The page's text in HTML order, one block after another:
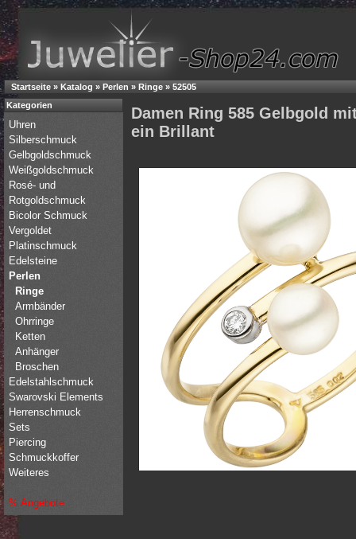
Startseite » Katalog » Perlen » Ringe » 52505
Damen Ring 585 Gelbgold
ein Brillant
Kategorien
Uhren
Silberschmuck
Gelbgoldschmuck
Weißgoldschmuck
Rosé- und
Rotgoldschmuck
Bicolor Schmuck
Vergoldet
Platinschmuck
Edelsteine
Perlen
Ringe
Armbänder
Ohrringe
Ketten
Anhänger
Broschen
Edelstahlschmuck
Swarovski Elements
Herrenschmuck
Sets
Piercing
Schmuckkoffer
Weiteres
% Angebote